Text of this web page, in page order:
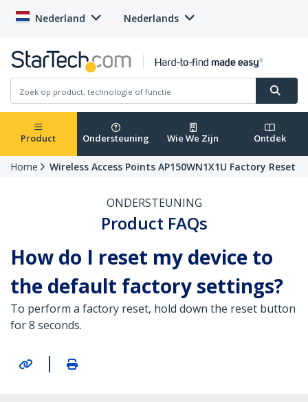
Nederland Nederlands
Product Ondersteuning Wie We Zijn Ontdek
Home Wireless Access Points AP150WN1X1U Factory Reset
ONDERSTEUNING
Product FAQs
How do I reset my device to
the default factory settings?
To perform a factory reset, hold down the reset button
for 8 seconds.
|